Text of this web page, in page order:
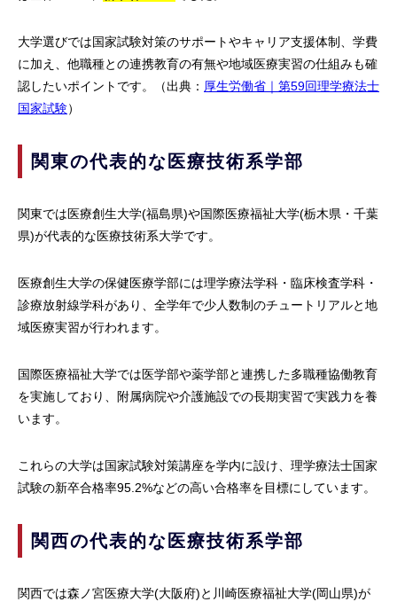
大学選びでは国家試験対策のサポートやキャリア支援体制、学費
に加え、他職種との連携教育の有無や地域医療実習の仕組みも確
認したいポイントです。（出典： 厚生労働省｜第59回理学療法士
国家試験）
関東の代表的な医療技術系学部
関東では医療創生大学(福島県)や国際医療福祉大学(栃木県・千葉
県)が代表的な医療技術系大学です。
医療創生大学の保健医療学部には理学療法学科・臨床検査学科・
診療放射線学科があり、全学年で少人数制のチュートリアルと地
域医療実習が行われます。
国際医療福祉大学では医学部や薬学部と連携した多職種協働教育
を実施しており、附属病院や介護施設での長期実習で実践力を養
います。
これらの大学は国家試験対策講座を学内に設け、理学療法士国家
試験の新卒合格率95.2%などの高い合格率を目標にしています。
関西の代表的な医療技術系学部
関西では森ノ宮医療大学(大阪府)と川崎医療福祉大学(岡山県)が